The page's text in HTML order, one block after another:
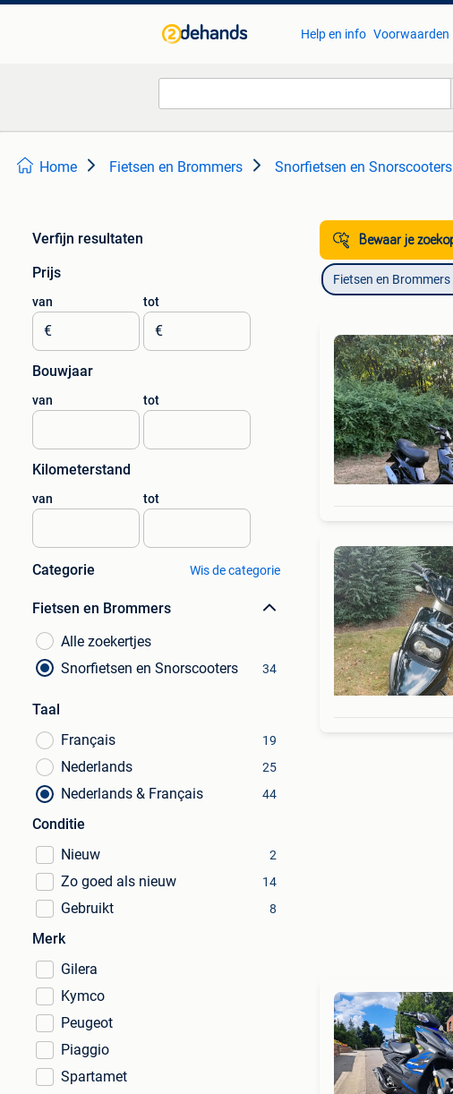
Help en info Voorwaarden
Home Fietsen en Brommers Snorfietsen en Snorscooters
Verfijn resultaten
Prijs
van
€
tot
€
Bouwjaar
van tot
Kilometerstand
van tot
Categorie Wis de categorie
Fietsen en Brommers
Alle zoekertjes
Snorfietsen en Snorscooters
34
Taal
Français
19
Nederlands 25
Nederlands & Français 44
Conditie
Nieuw
2
Zo goed als nieuw 14
Gebruikt 8
Merk
Gilera
Kymco
Peugeot
Piaggio
Spartamet
Bewaar je
Fietsen en Brommers